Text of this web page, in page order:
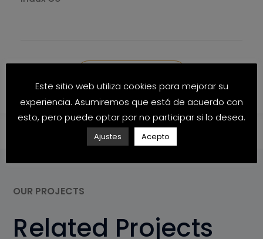
OUR PROJECTS
Related Projects
Este sitio web utiliza cookies para mejorar su
experiencia. Asumiremos que está de acuerdo con
esto, pero puede optar por no participar si lo desea.
Ajustes Acepto